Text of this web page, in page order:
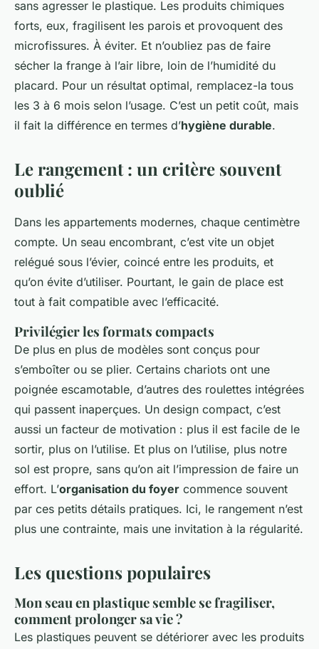
sans agresser le plastique. Les produits chimiques
forts, eux, fragilisent les parois et provoquent des
microfissures. À éviter. Et n’oubliez pas de faire
sécher la frange à l’air libre, loin de l’humidité du
placard. Pour un résultat optimal, remplacez-la tous
les 3 à 6 mois selon l’usage. C’est un petit coût, mais
il fait la différence en termes d’hygiène durable.
Le rangement : un critère souvent
oublié
Dans les appartements modernes, chaque centimètre
compte. Un seau encombrant, c’est vite un objet
relégué sous l’évier, coincé entre les produits, et
qu’on évite d’utiliser. Pourtant, le gain de place est
tout à fait compatible avec l’efficacité.
Privilégier les formats compacts
De plus en plus de modèles sont conçus pour
s’emboîter ou se plier. Certains chariots ont une
poignée escamotable, d’autres des roulettes intégrées
qui passent inaperçues. Un design compact, c’est
aussi un facteur de motivation : plus il est facile de le
sortir, plus on l’utilise. Et plus on l’utilise, plus notre
sol est propre, sans qu’on ait l’impression de faire un
effort. L’organisation du foyer commence souvent
par ces petits détails pratiques. Ici, le rangement n’est
plus une contrainte, mais une invitation à la régularité.
Les questions populaires
Mon seau en plastique semble se fragiliser,
comment prolonger sa vie ?
Les plastiques peuvent se détériorer avec les produits